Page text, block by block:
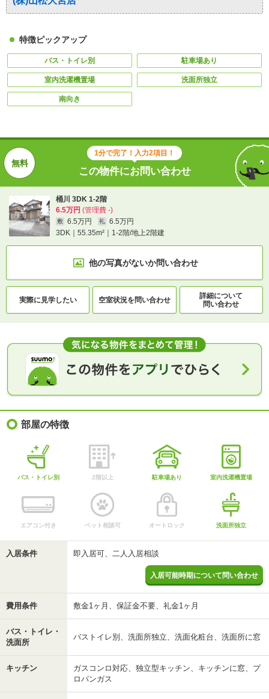
特徴ピックアップ
バス・トイレ別 駐車場あり
室内洗濯機置場 洗面所独立
南向き
1分で完了！入力2項目！
この物件にお問い合わせ
桶川 3DK 1-2階
6.5万円 (管理費 -)
敷 6.5万円 礼
6.5万円
3DK｜55.35m²｜1-2階/地上2階建
他の写真がないか問い合わせ
実際に見学したい 空室状況を問い合わせ
詳細について
問い合わせ
部屋の特徴
バス・トイレ別 2階以上 駐車場あり 室内洗濯機置場
エアコン付き ペット相談可 オートロック 洗面所独立
入居条件 即入居可、二人入居相談
入居可能時期について問い合わせ
費用条件 敷金1ヶ月、保証金不要、礼金1ヶ月
バス・トイレ・
洗面所
バストイレ別、洗面所独立、洗面化粧台、洗面所に窓
キッチン
ガスコンロ対応、独立型キッチン、キッチンに窓、プ
ロパンガス